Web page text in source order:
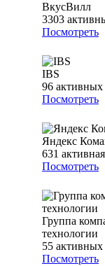
ВкусВилл
3303
Посмотреть
IBS
96 активных
Посмотреть
Яндекс
631
Посмотреть
Группа
технологии
55 активных
Посмотреть